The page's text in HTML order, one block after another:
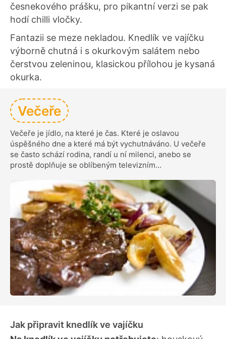
česnekového prášku, pro pikantní verzi se pak
hodí chilli vločky.
Fantazii se meze nekladou. Knedlík ve vajíčku
výborně chutná i s okurkovým salátem nebo
čerstvou zeleninou, klasickou přílohou je kysaná
okurka.
Večeře
Večeře je jídlo, na které je čas. Které je oslavou
úspěšného dne a které má být vychutnáváno. U večeře
se často schází rodina, randí u ní milenci, anebo se
prostě doplňuje se oblíbeným televizním…
Jak připravit knedlík ve vajíčku